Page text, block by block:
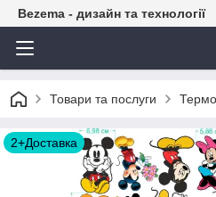
Bezema - дизайн та технології
Товари та послуги
2+Доставка